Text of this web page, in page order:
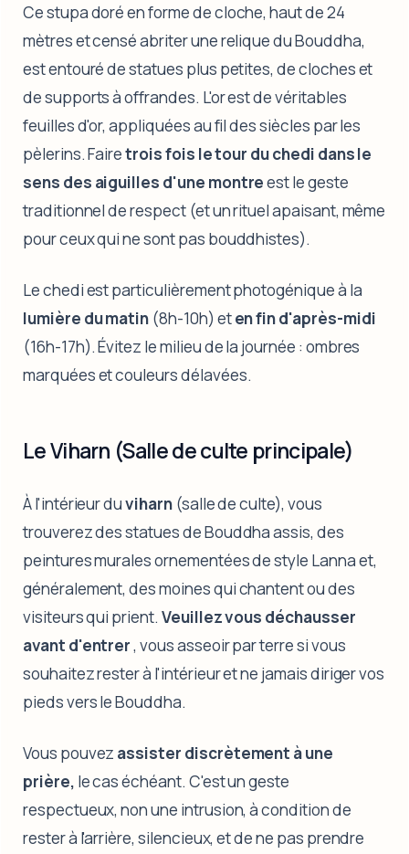
Ce stupa doré en forme de cloche, haut de 24
mètres et censé abriter une relique du Bouddha,
est entouré de statues plus petites, de cloches et
de supports à offrandes. L'or est de véritables
feuilles d'or, appliquées au fil des siècles par les
pèlerins. Fairetrois fois le tour du chedi dans le
sens des aiguilles d'une montreest le geste
traditionnel de respect (et un rituel apaisant, même
pour ceux qui ne sont pas bouddhistes).
Le chedi est particulièrement photogénique à la
lumière du matin (8h-10h) eten fin d'après-midi
(16h-17h). Évitez le milieu de la journée : ombres
marquées et couleurs délavées.
Le Viharn (Salle de culte principale)
À l'intérieur duviharn(salle de culte), vous
trouverez des statues de Bouddha assis, des
peintures murales ornementées de style Lanna et,
généralement, des moines qui chantent ou des
visiteurs qui prient. Veuillez vous déchausser
avant d'entrer, vous asseoir par terre si vous
souhaitez rester à l'intérieur et ne jamais diriger vos
pieds vers le Bouddha.
Vous pouvez assister discrètement à une
prière, le cas échéant. C'est un geste
respectueux, non une intrusion, à condition de
rester à l'arrière, silencieux, et de ne pas prendre